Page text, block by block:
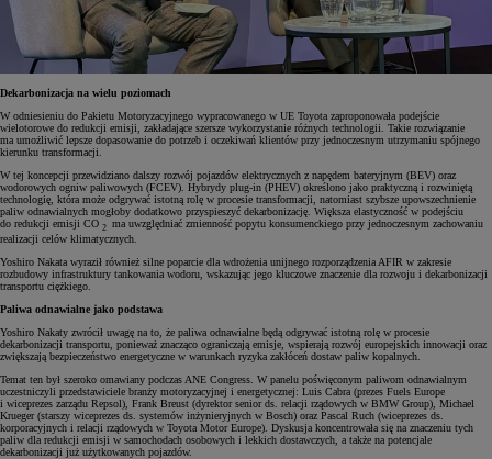
Dekarbonizacja na wielu poziomach
W odniesieniu do Pakietu Motoryzacyjnego wypracowanego w UE Toyota zaproponowała podejście
wielotorowe do redukcji emisji, zakładające szersze wykorzystanie różnych technologii. Takie rozwiązanie
ma umożliwić lepsze dopasowanie do potrzeb i oczekiwań klientów przy jednoczesnym utrzymaniu spójnego
kierunku transformacji.
W tej koncepcji przewidziano dalszy rozwój pojazdów elektrycznych z napędem bateryjnym (BEV) oraz
wodorowych ogniw paliwowych (FCEV). Hybrydy plug-in (PHEV) określono jako praktyczną i rozwiniętą
technologię, która może odgrywać istotną rolę w procesie transformacji, natomiast szybsze upowszechnienie
paliw odnawialnych mogłoby dodatkowo przyspieszyć dekarbonizację. Większa elastyczność w podejściu
do redukcji emisji CO 2 ma uwzględniać zmienność popytu konsumenckiego przy jednoczesnym zachowaniu
realizacji celów klimatycznych.
Yoshiro Nakata wyraził również silne poparcie dla wdrożenia unijnego rozporządzenia AFIR w zakresie
rozbudowy infrastruktury tankowania wodoru, wskazując jego kluczowe znaczenie dla rozwoju i dekarbonizacji
transportu ciężkiego.
Paliwa odnawialne jako podstawa
Yoshiro Nakaty zwrócił uwagę na to, że paliwa odnawialne będą odgrywać istotną rolę w procesie
dekarbonizacji transportu, ponieważ znacząco ograniczają emisje, wspierają rozwój europejskich innowacji oraz
zwiększają bezpieczeństwo energetyczne w warunkach ryzyka zakłóceń dostaw paliw kopalnych.
Temat ten był szeroko omawiany podczas ANE Congress. W panelu poświęconym paliwom odnawialnym
uczestniczyli przedstawiciele branży motoryzacyjnej i energetycznej: Luis Cabra (prezes Fuels Europe
i wiceprezes zarządu Repsol), Frank Breust (dyrektor senior ds. relacji rządowych w BMW Group), Michael
Krueger (starszy wiceprezes ds. systemów inżynieryjnych w Bosch) oraz Pascal Ruch (wiceprezes ds.
korporacyjnych i relacji rządowych w Toyota Motor Europe). Dyskusja koncentrowała się na znaczeniu tych
paliw dla redukcji emisji w samochodach osobowych i lekkich dostawczych, a także na potencjale
dekarbonizacji już użytkowanych pojazdów.